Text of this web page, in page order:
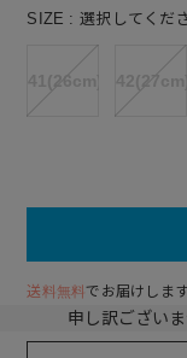
SIZE 選択してくだ
送料無料でお届けしま
申し訳ござい